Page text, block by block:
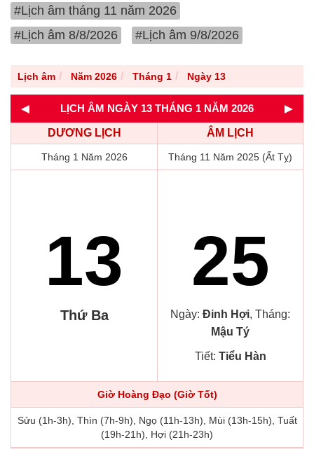
#Lịch âm tháng 11 năm 2026
#Lịch âm 8/8/2026
#Lịch âm 9/8/2026
Lịch âm Năm 2026 Tháng 1 Ngày 13
◄ LỊCH ÂM NGÀY 13 THÁNG 1 NĂM 2026 ►
DƯƠNG LỊCH ÂM LỊCH
Tháng 1 Năm 2026 Tháng 11 Năm 2025 (Ất Tỵ)
13
Thứ Ba
25
Ngày: Đinh Hợi, Tháng:
Mậu Tý
Tiết: Tiểu Hàn
Giờ Hoàng Đạo (Giờ Tốt)
Sửu (1h-3h), Thìn (7h-9h), Ngọ (11h-13h), Mùi (13h-15h), Tuất
(19h-21h), Hợi (21h-23h)